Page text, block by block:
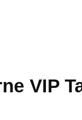
VIP